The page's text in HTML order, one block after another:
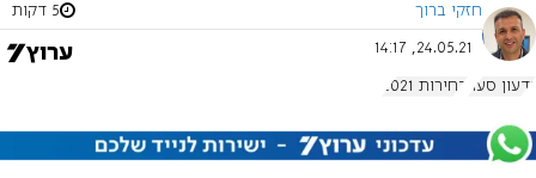
חזקי ברוך 5 דקות
24.05.21, 14:17
גדעון סער בחירות 2021